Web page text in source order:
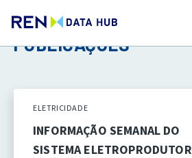
PUBLICAÇÕES
ELETRICIDADE
INFORMAÇÃO SEMANAL DO
SISTEMA ELETROPRODUTOR